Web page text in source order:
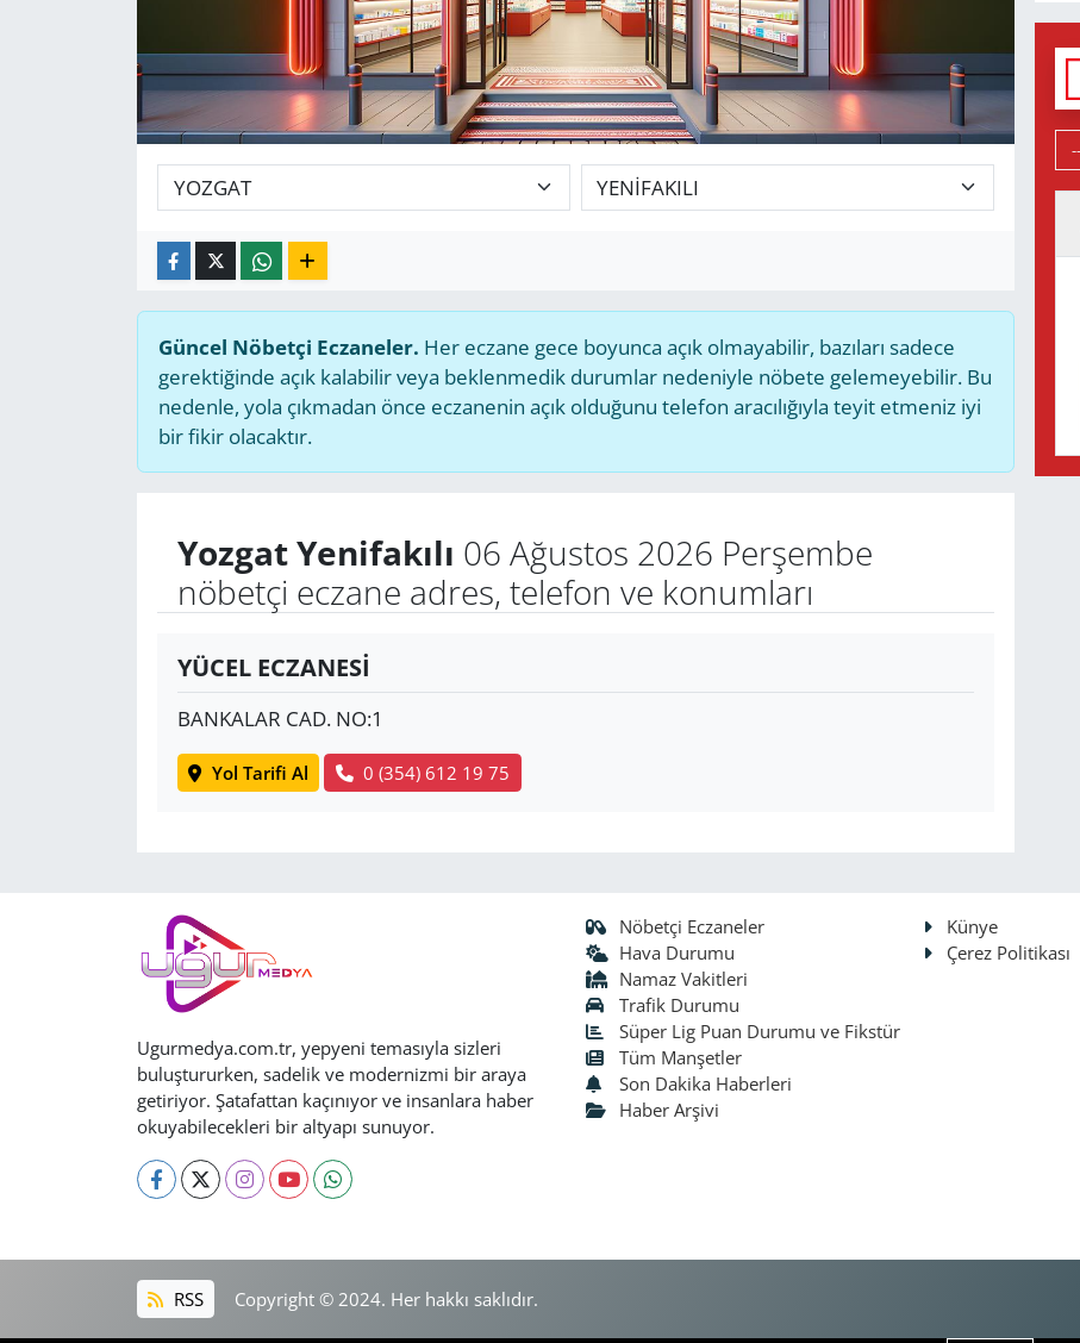
Güncel Nöbetçi Eczaneler. Her eczane gece boyunca açık olmayabilir, bazıları sadece
gerektiğinde açık kalabilir veya beklenmedik durumlar nedeniyle nöbete gelemeyebilir. Bu
nedenle, yola çıkmadan önce eczanenin açık olduğunu telefon aracılığıyla teyit etmeniz iyi
bir fikir olacaktır.
Yozgat Yenifakılı 06 Ağustos 2026 Perşembe
nöbetçi eczane adres, telefon ve konumları
YÜCEL ECZANESİ
BANKALAR CAD. NO:1
Yol Tarifi Al 0 (354) 612 19 75
Ugurmedya.com.tr, yepyeni temasıyla sizleri
buluştururken, sadelik ve modernizmi bir araya
getiriyor. Şatafattan kaçınıyor ve insanlara haber
okuyabilecekleri bir altyapı sunuyor.
Nöbetçi Eczaneler
Hava Durumu
Namaz Vakitleri
Trafik Durumu
Süper Lig Puan Durumu ve Fikstür
Tüm Manşetler
Son Dakika Haberleri
Haber Arşivi
Künye
Çerez Politikası
RSS Copyright © 2024. Her hakkı saklıdır.